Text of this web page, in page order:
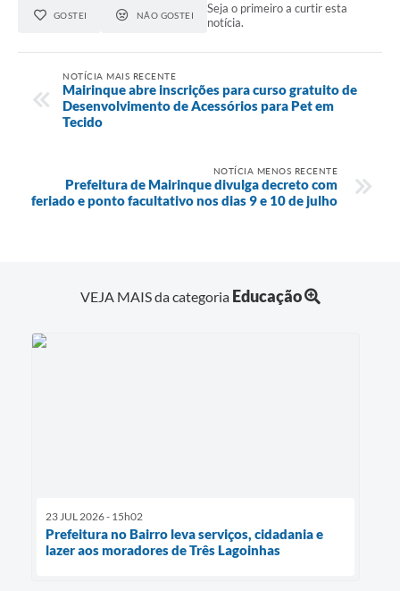
GOSTEI NÃO GOSTEI
Seja o primeiro a curtir esta
notícia.
NOTÍCIA MAIS RECENTE
Mairinque abre inscrições para curso gratuito de
Desenvolvimento de Acessórios para Pet em
Tecido
NOTÍCIA MENOS RECENTE
Prefeitura de Mairinque divulga decreto com
feriado e ponto facultativo nos dias 9 e 10 de julho
VEJA MAIS da categoria Educação
23 JUL 2026 - 15h02
Prefeitura no Bairro leva serviços, cidadania e
lazer aos moradores de Três Lagoinhas